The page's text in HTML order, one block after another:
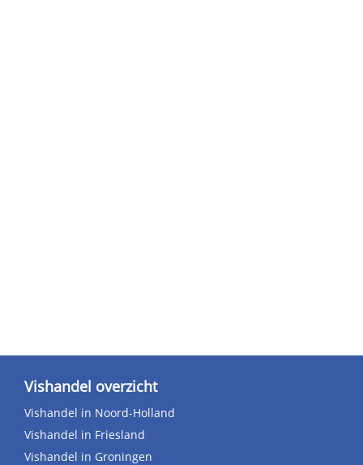
Vishandel overzicht
Vishandel in Noord-Holland
Vishandel in Friesland
Vishandel in Groningen